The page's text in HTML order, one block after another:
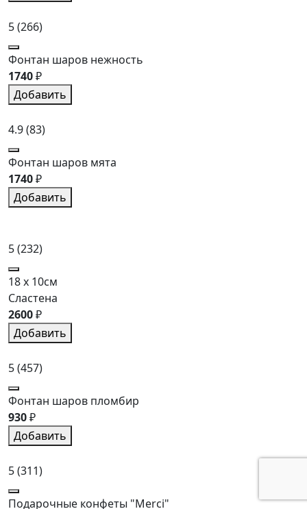
5(266)
Фонтан шаров нежность
1740₽
Добавить
4.9(83)
Фонтан шаров мята
1740₽
Добавить
5(232)
18 x 10см
Сластена
2600₽
Добавить
5(457)
Фонтан шаров пломбир
930₽
Добавить
5(311)
Подарочные конфеты "Merci"